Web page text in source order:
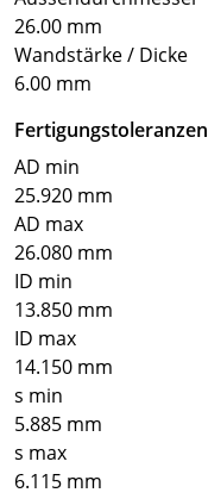
26.00 mm
Wandstärke / Dicke
6.00 mm
Fertigungstoleranzen
AD min
25.920 mm
AD max
26.080 mm
ID min
13.850 mm
ID max
14.150 mm
s min
5.885 mm
s max
6.115 mm